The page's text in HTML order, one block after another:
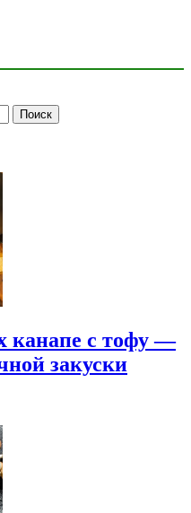
канапе с тофу —
закуски